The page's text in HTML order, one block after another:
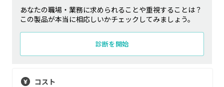
あなたの職場・業務に求められることや重視することは？
この製品が本当に相応しいかチェックしてみましょう。
診断を開始
コスト